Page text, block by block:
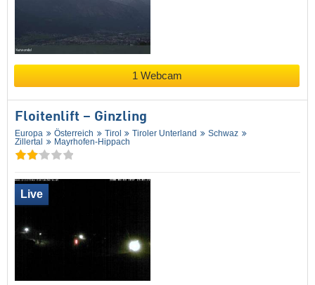
1 Webcam
Floitenlift – Ginzling
Europa Österreich Tirol Tiroler Unterland
Schwaz
Zillertal
Mayrhofen-Hippach
Live